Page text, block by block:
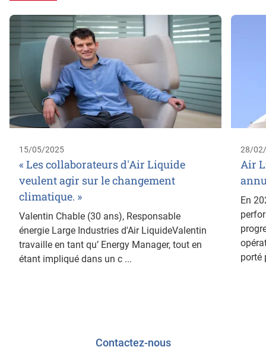
15/05/2025
« Les collaborateurs d'Air Liquide
veulent agir sur le changement
climatique. »
Valentin Chable (30 ans), Responsable
énergie Large Industries d'Air LiquideValentin
travaille en tant qu’ Energy Manager, tout en
étant impliqué dans un c ...
28/
Air
En
porté
Contactez-nous